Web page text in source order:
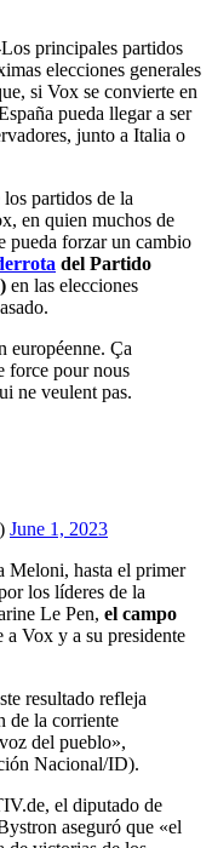
principales partidos
elecciones generales
si Vox se convierte en
pueda llegar a ser
junto a Italia o
partidos de la
en quien muchos de
pueda forzar un cambio
del Partido
en las elecciones
européenne. Ça
force pour nous
ne veulent pas.
June 1, 2023
Meloni, hasta el primer
los líderes de la
Le Pen, el campo
Vox y a su presidente
resultado refleja
de la corriente
del pueblo»,
Nacional/ID).
el diputado de
aseguró que «el